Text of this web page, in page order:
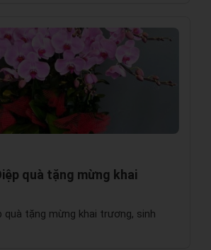
quà tặng mừng khai
quà tặng mừng khai trương, sinh